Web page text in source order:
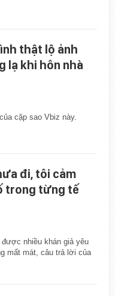
thật lộ ảnh
lạ khi hôn nhà
cặp sao Vbiz này.
đi, tôi cảm
trong từng tế
nhiều khán giả yêu
mất mát, câu trả lời của